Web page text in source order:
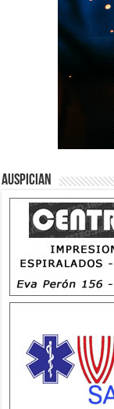
Auspician